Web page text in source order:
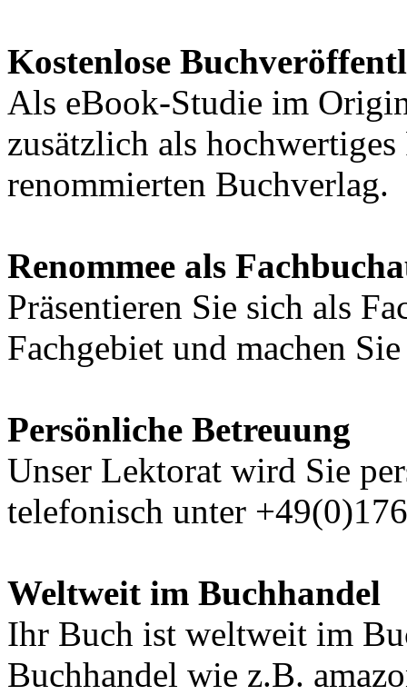
Kostenlose
Als eBook-Studie im
zusätzlich als
renommierten Buchverlag.
Renommee als
Präsentieren Sie sich als
Fachgebiet und machen
Persönliche Betreuung
Unser Lektorat wird Sie
telefonisch unter
Weltweit im Buchhandel
Ihr Buch ist weltweit im
Buchhandel wie z.B.